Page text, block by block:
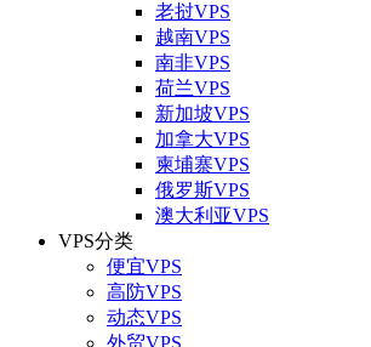
老挝VPS
越南VPS
南非VPS
荷兰VPS
新加坡VPS
加拿大VPS
柬埔寨VPS
俄罗斯VPS
澳大利亚VPS
VPS分类
便宜VPS
高防VPS
动态VPS
外贸VPS